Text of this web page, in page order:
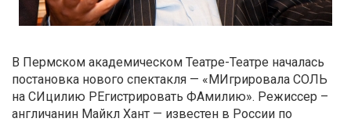
В Пермском академическом Театре-Театре началась
постановка нового спектакля — «МИгрировала СОЛЬ
на СИцилию РЕгистрировать ФАмилию». Режиссер –
англичанин Майкл Хант — известен в России по